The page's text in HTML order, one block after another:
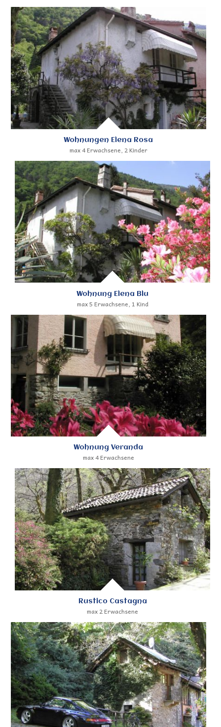
Wohnungen Elena Rosa
max 4 Erwachsene, 2 Kinder
Wohnung Elena Blu
max 5 Erwachsene, 1 Kind
Wohnung Veranda
max 4 Erwachsene
Rustico Castagna
max 2 Erwachsene